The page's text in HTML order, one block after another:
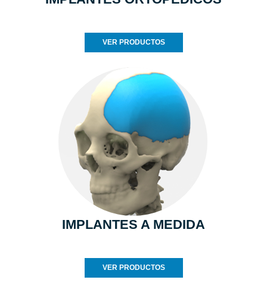
VER PRODUCTOS
IMPLANTES A MEDIDA
VER PRODUCTOS